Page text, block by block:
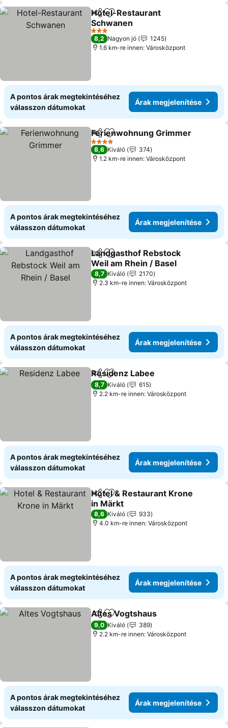
Megosztás
Hozzáadás a kedvencekhez
Hotel-Restaurant
Schwanen
3 Kategória
8,2 Nagyon jó
1245
1.6 km-re innen: Városközpont
A pontos árak megtekintéséhez
válasszon dátumokat
Árak megjelenítése
Megosztás
Hozzáadás a kedvencekhez
Ferienwohnung Grimmer
4 Kategória
8,6 Kiváló
374
1.2 km-re innen: Városközpont
A pontos árak megtekintéséhez
válasszon dátumokat
Árak megjelenítése
Megosztás
Hozzáadás a kedvencekhez
Landgasthof Rebstock
Weil am Rhein / Basel
8,7 Kiváló
2170
2.3 km-re innen: Városközpont
A pontos árak megtekintéséhez
válasszon dátumokat
Árak megjelenítése
Megosztás
Hozzáadás a kedvencekhez
Residenz Labee
8,7 Kiváló
615
2.2 km-re innen: Városközpont
A pontos árak megtekintéséhez
válasszon dátumokat
Árak megjelenítése
Megosztás
Hozzáadás a kedvencekhez
Hotel & Restaurant Krone
in Märkt
8,6 Kiváló
933
4.0 km-re innen: Városközpont
A pontos árak megtekintéséhez
válasszon dátumokat
Árak megjelenítése
Megosztás
Hozzáadás a kedvencekhez
Altes Vogtshaus
9,0 Kiváló
389
2.2 km-re innen: Városközpont
A pontos árak megtekintéséhez
válasszon dátumokat
Árak megjelenítése